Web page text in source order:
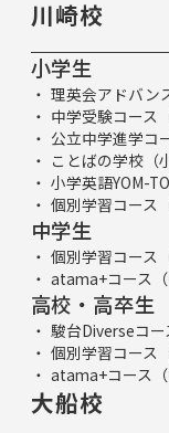
川崎校
小学生
理英会アドバン
中学受験コース
公立中学進学コ
ことばの学校（
小学英語YOM-
個別学習コース
中学生
個別学習コース
atama+コース（
高校・高卒生
駿台Diverseコー
個別学習コース
atama+コース（
大船校